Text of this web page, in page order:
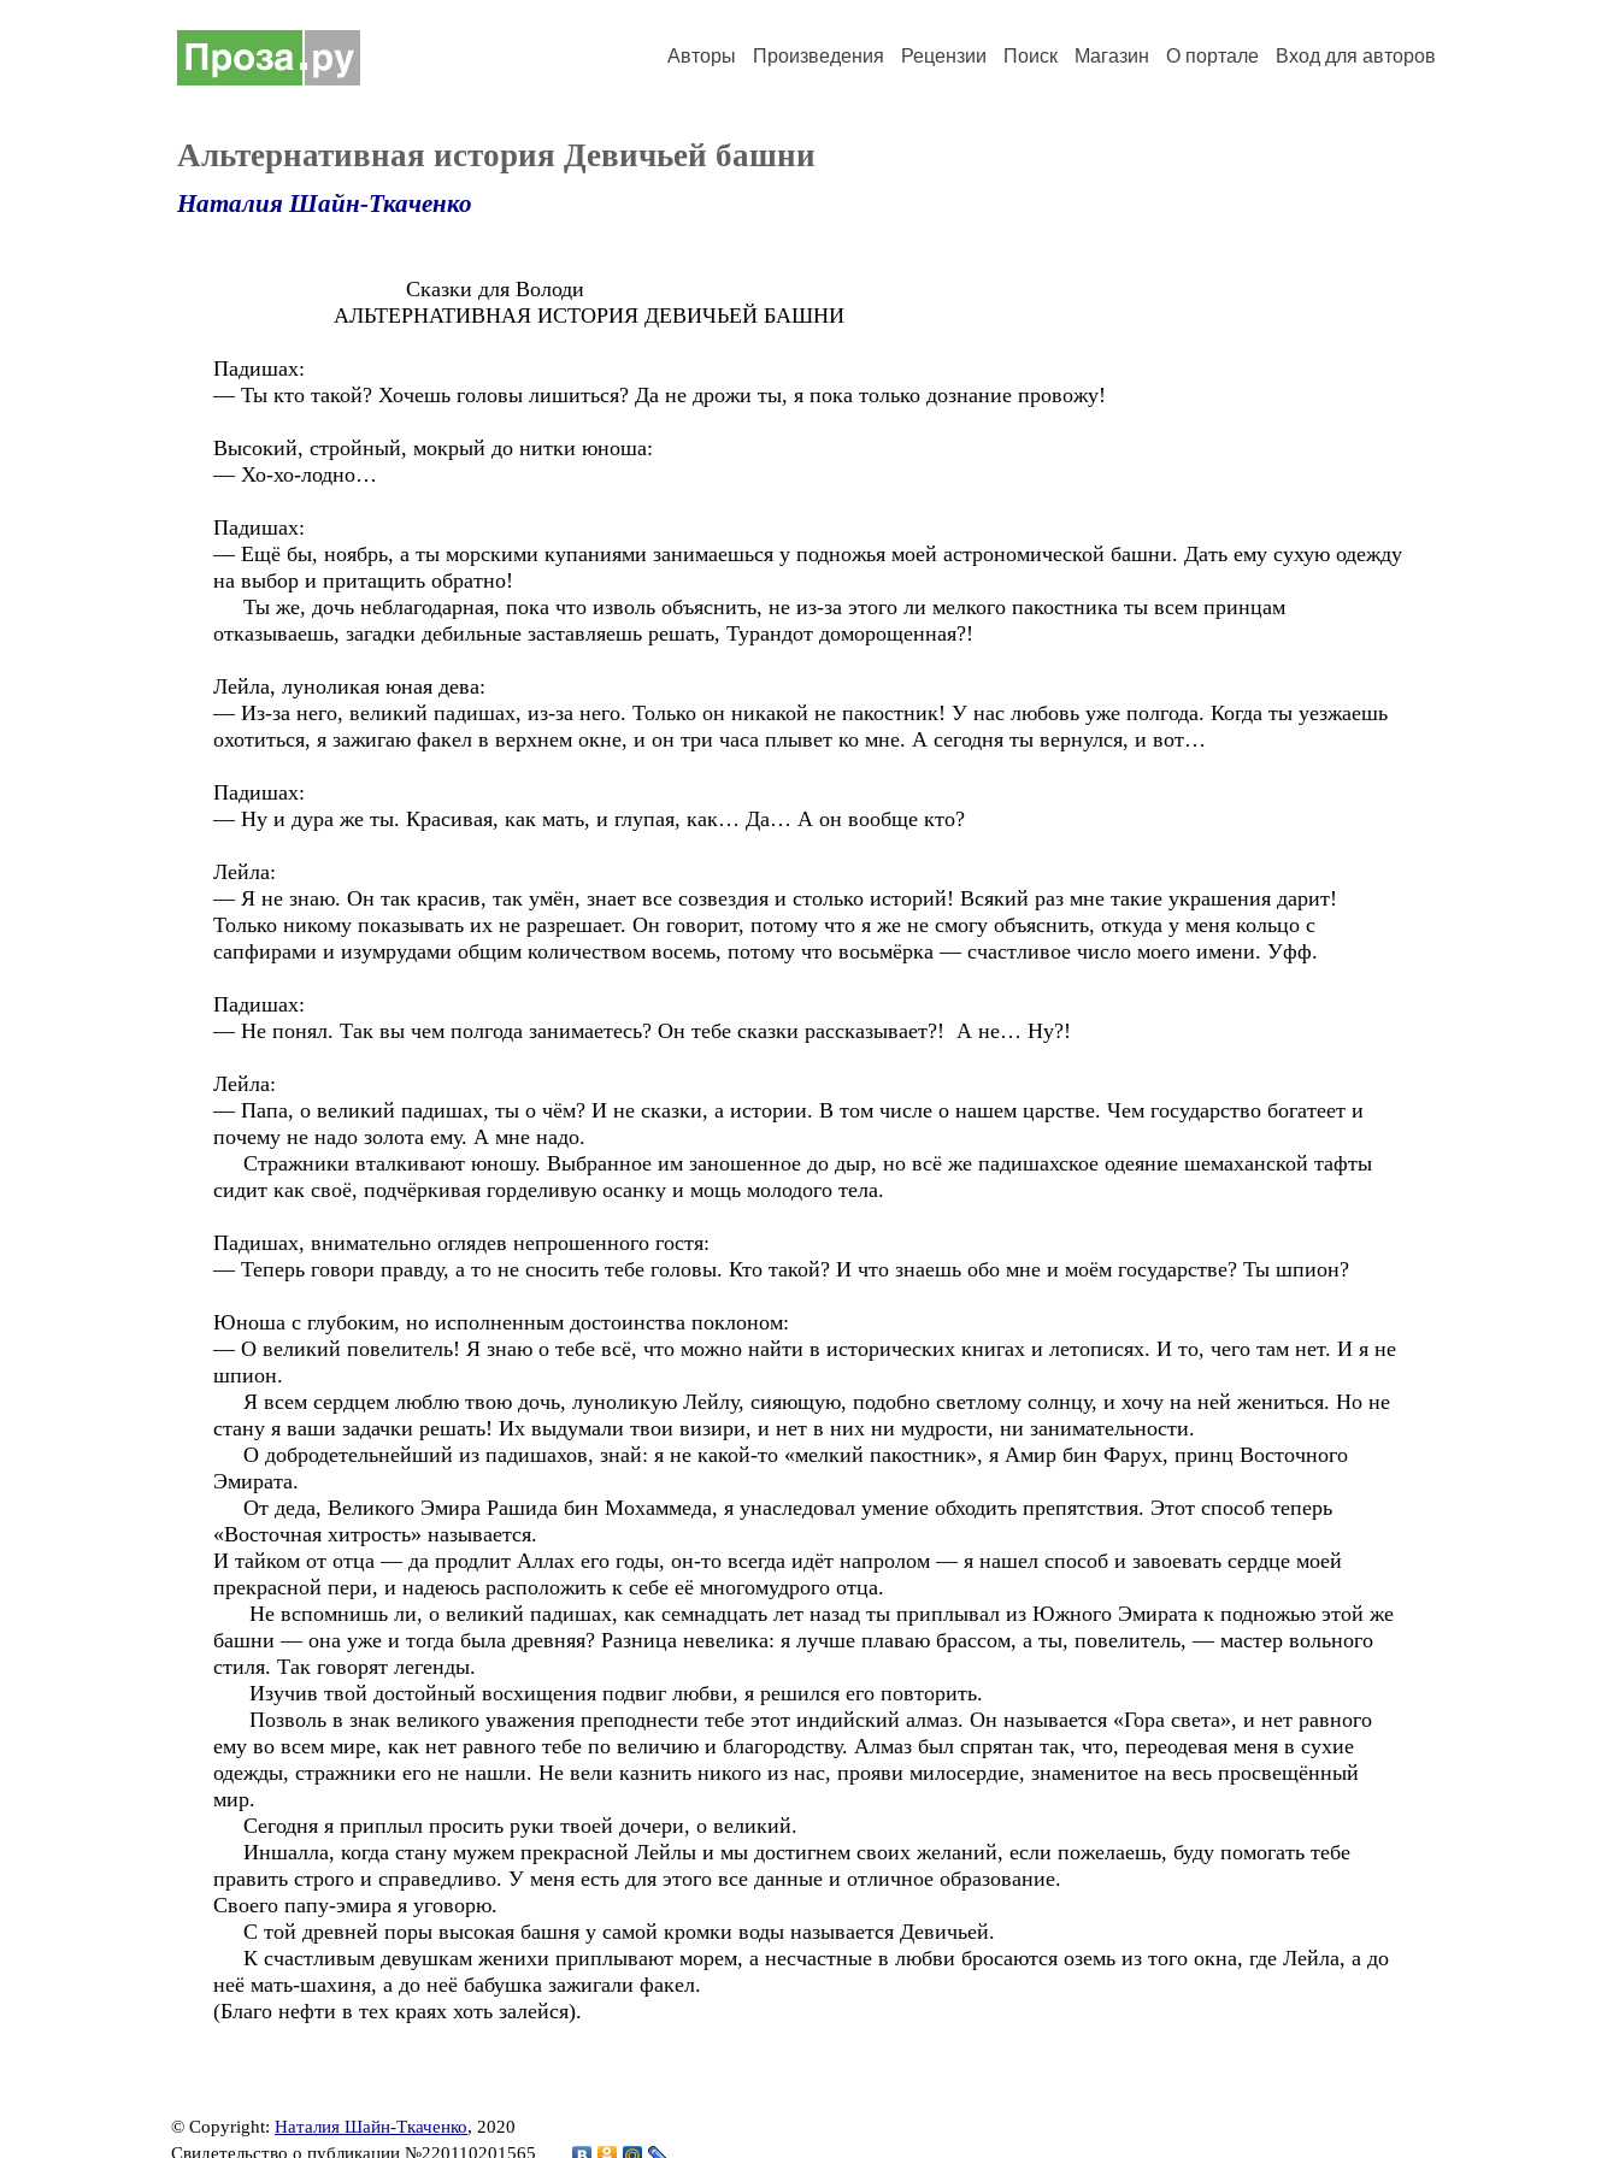
Авторы Произведения Рецензии Поиск Магазин О портале Вход для авторов
Альтернативная история Девичьей башни
Наталия Шайн-Ткаченко
Сказки для Володи
АЛЬТЕРНАТИВНАЯ ИСТОРИЯ ДЕВИЧЬЕЙ БАШНИ
Падишах:
— Ты кто такой? Хочешь головы лишиться? Да не дрожи ты, я пока только дознание провожу!
Высокий, стройный, мокрый до нитки юноша:
— Хо-хо-лодно…
Падишах:
— Ещё бы, ноябрь, а ты морскими купаниями занимаешься у подножья моей астрономической башни. Дать ему сухую одежду
на выбор и притащить обратно!
Ты же, дочь неблагодарная, пока что изволь объяснить, не из-за этого ли мелкого пакостника ты всем принцам
отказываешь, загадки дебильные заставляешь решать, Турандот доморощенная?!
Лейла, луноликая юная дева:
— Из-за него, великий падишах, из-за него. Только он никакой не пакостник! У нас любовь уже полгода. Когда ты уезжаешь
охотиться, я зажигаю факел в верхнем окне, и он три часа плывет ко мне. А сегодня ты вернулся, и вот…
Падишах:
— Ну и дура же ты. Красивая, как мать, и глупая, как… Да… А он вообще кто?
Лейла:
— Я не знаю. Он так красив, так умён, знает все созвездия и столько историй! Всякий раз мне такие украшения дарит!
Только никому показывать их не разрешает. Он говорит, потому что я же не смогу объяснить, откуда у меня кольцо с
сапфирами и изумрудами общим количеством восемь, потому что восьмёрка — счастливое число моего имени. Уфф.
Падишах:
— Не понял. Так вы чем полгода занимаетесь? Он тебе сказки рассказывает?! А не… Ну?!
Лейла:
— Папа, о великий падишах, ты о чём? И не сказки, а истории. В том числе о нашем царстве. Чем государство богатеет и
почему не надо золота ему. А мне надо.
Стражники вталкивают юношу. Выбранное им заношенное до дыр, но всё же падишахское одеяние шемаханской тафты
сидит как своё, подчёркивая горделивую осанку и мощь молодого тела.
Падишах, внимательно оглядев непрошенного гостя:
— Теперь говори правду, а то не сносить тебе головы. Кто такой? И что знаешь обо мне и моём государстве? Ты шпион?
Юноша с глубоким, но исполненным достоинства поклоном:
— О великий повелитель! Я знаю о тебе всё, что можно найти в исторических книгах и летописях. И то, чего там нет. И я не
шпион.
Я всем сердцем люблю твою дочь, луноликую Лейлу, сияющую, подобно светлому солнцу, и хочу на ней жениться. Но не
стану я ваши задачки решать! Их выдумали твои визири, и нет в них ни мудрости, ни занимательности.
О добродетельнейший из падишахов, знай: я не какой-то «мелкий пакостник», я Амир бин Фарух, принц Восточного
Эмирата.
От деда, Великого Эмира Рашида бин Мохаммеда, я унаследовал умение обходить препятствия. Этот способ теперь
«Восточная хитрость» называется.
И тайком от отца — да продлит Аллах его годы, он-то всегда идёт напролом — я нашел способ и завоевать сердце моей
прекрасной пери, и надеюсь расположить к себе её многомудрого отца.
Не вспомнишь ли, о великий падишах, как семнадцать лет назад ты приплывал из Южного Эмирата к подножью этой же
башни — она уже и тогда была древняя? Разница невелика: я лучше плаваю брассом, а ты, повелитель, — мастер вольного
стиля. Так говорят легенды.
Изучив твой достойный восхищения подвиг любви, я решился его повторить.
Позволь в знак великого уважения преподнести тебе этот индийский алмаз. Он называется «Гора света», и нет равного
ему во всем мире, как нет равного тебе по величию и благородству. Алмаз был спрятан так, что, переодевая меня в сухие
одежды, стражники его не нашли. Не вели казнить никого из нас, прояви милосердие, знаменитое на весь просвещённый
мир.
Сегодня я приплыл просить руки твоей дочери, о великий.
Иншалла, когда стану мужем прекрасной Лейлы и мы достигнем своих желаний, если пожелаешь, буду помогать тебе
править строго и справедливо. У меня есть для этого все данные и отличное образование.
Своего папу-эмира я уговорю.
С той древней поры высокая башня у самой кромки воды называется Девичьей.
К счастливым девушкам женихи приплывают морем, а несчастные в любви бросаются оземь из того окна, где Лейла, а до
неё мать-шахиня, а до неё бабушка зажигали факел.
(Благо нефти в тех краях хоть залейся).
© Copyright: Наталия Шайн-Ткаченко, 2020
Свидетельство о публикации №220110201565